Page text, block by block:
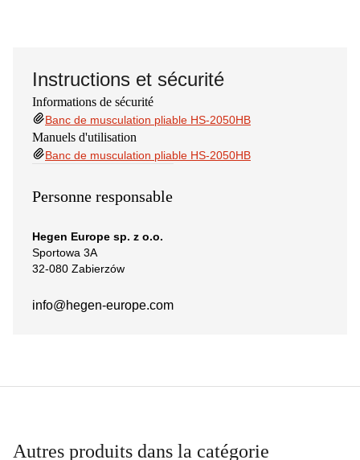
Instructions et sécurité
Informations de sécurité
Banc de musculation pliable HS-2050HB
Manuels d'utilisation
Banc de musculation pliable HS-2050HB
Personne responsable
Hegen Europe sp. z o.o.
Sportowa 3A
32-080 Zabierzów
info@hegen-europe.com
Autres produits dans la catégorie